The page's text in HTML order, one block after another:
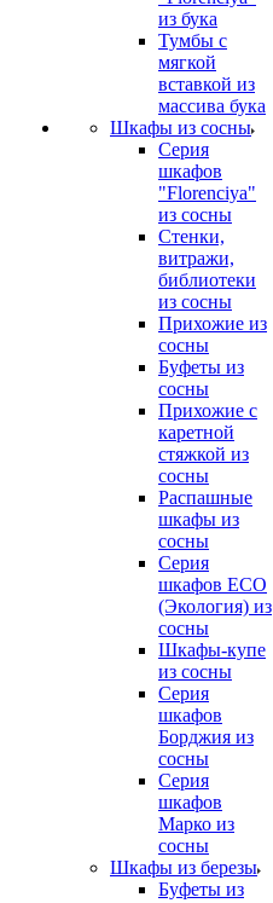
из бука
Тумбы с
мягкой
вставкой из
массива бука
Шкафы из сосны
Серия
шкафов
"Florenciya"
из сосны
Стенки,
витражи,
библиотеки
из сосны
Прихожие из
сосны
Буфеты из
сосны
Прихожие с
каретной
стяжкой из
сосны
Распашные
шкафы из
сосны
Серия
шкафов ECO
(Экология) из
сосны
Шкафы-купе
из сосны
Серия
шкафов
Борджия из
сосны
Серия
шкафов
Марко из
сосны
Шкафы из березы
Буфеты из